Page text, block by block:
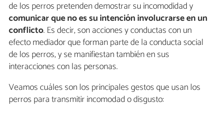
de los perros pretenden demostrar su incomodidad y
comunicar que no es su intención involucrarse en un
conflicto. Es decir, son acciones y conductas con un
efecto mediador que forman parte de la conducta social
de los perros, y se manifiestan también en sus
interacciones con las personas.
Veamos cuáles son los principales gestos que usan los
perros para transmitir incomodad o disgusto: